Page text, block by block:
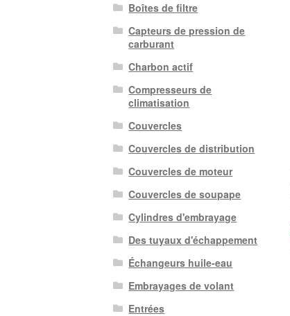
Boîtes de filtre
Capteurs de pression de
carburant
Charbon actif
Compresseurs de
climatisation
Couvercles
Couvercles de distribution
Couvercles de moteur
Couvercles de soupape
Cylindres d'embrayage
Des tuyaux d'échappement
Échangeurs huile-eau
Embrayages de volant
Entrées